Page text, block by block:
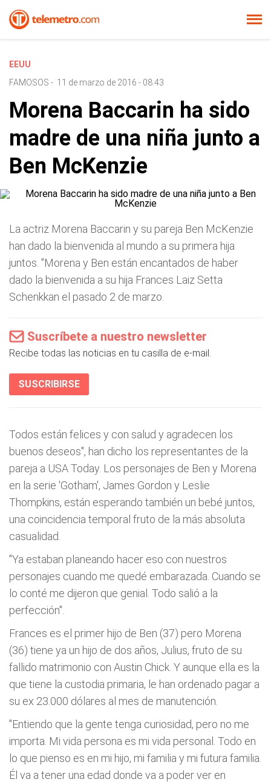
EEUU
FAMOSOS - 11 de marzo de 2016 - 08:43
Morena Baccarin ha sido
madre de una niña junto a
Ben McKenzie
La actriz Morena Baccarin y su pareja Ben McKenzie
han dado la bienvenida al mundo a su primera hija
juntos. "Morena y Ben están encantados de haber
dado la bienvenida a su hija Frances Laiz Setta
Schenkkan el pasado 2 de marzo.
Suscríbete a nuestro newsletter
Recibe todas las noticias en tu casilla de e-mail.
SUSCRIBIRSE
Todos están felices y con salud y agradecen los
buenos deseos", han dicho los representantes de la
pareja a USA Today. Los personajes de Ben y Morena
en la serie 'Gotham', James Gordon y Leslie
Thompkins, están esperando también un bebé juntos,
una coincidencia temporal fruto de la más absoluta
casualidad.
"Ya estaban planeando hacer eso con nuestros
personajes cuando me quedé embarazada. Cuando se
lo conté me dijeron que genial. Todo salió a la
perfección".
Frances es el primer hijo de Ben (37) pero Morena
(36) tiene ya un hijo de dos años, Julius, fruto de su
fallido matrimonio con Austin Chick. Y aunque ella es la
que tiene la custodia primaria, le han ordenado pagar a
su ex 23.000 dólares al mes de manutención.
"Entiendo que la gente tenga curiosidad, pero no me
importa. Mi vida persona es mi vida personal. Todo en
lo que pienso es en mi hijo, mi familia y mi futura familia.
Él va a tener una edad donde va a poder ver en